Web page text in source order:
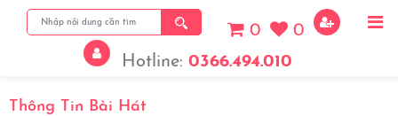
0
0
Hotline: 0366.494.010
Thông Tin Bài Hát